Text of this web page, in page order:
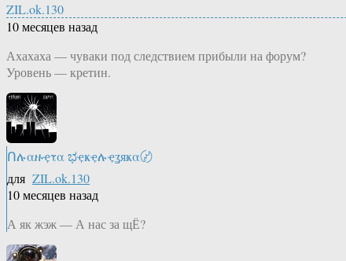
ZIL.ok.130
10 месяцев назад
Ахахаха — чуваки под следствием прибыли на форум?
Уровень — кретин.
Ոሉαዙҿτα ಭҿҝҿሉҿʓяҝα〄
для ZIL.ok.130
10 месяцев назад
А як жэж — А нас за щЁ?